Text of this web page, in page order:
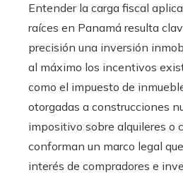
Entender la carga fiscal
raíces en Panamá resulta
precisión una inversión
al máximo los incentivos
como el impuesto de
otorgadas a construcciones
impositivo sobre alquileres o
conforman un marco legal
interés de compradores e